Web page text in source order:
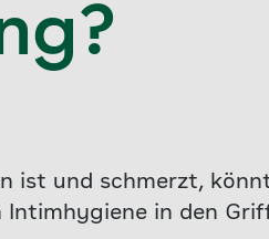
ist und schmerzt,
in den